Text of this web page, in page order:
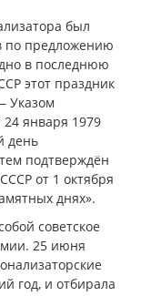
был
по предложению
в последнюю
этот праздник
Указом
января 1979
день
подтверждён
от 1 октября
днях».
советское
25 июня
год, и отбирала